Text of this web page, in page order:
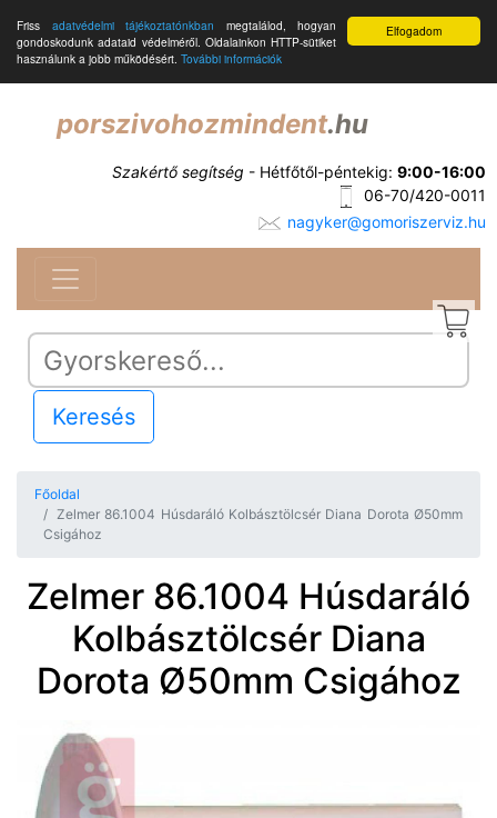
Elfogadom
Friss adatvédelmi tájékoztatónkban megtalálod, hogyan
gondoskodunk adataid védelméről. Oldalainkon HTTP-sütiket
használunk a jobb működésért. További információk
porszivohozmindent.hu
Szakértő segítség - Hétfőtől-péntekig: 9:00-16:00
06-70/420-0011
nagyker@gomoriszerviz.hu
Keresés
Főoldal
Zelmer 86.1004 Húsdaráló Kolbásztölcsér Diana Dorota Ø50mm
Csigához
Zelmer 86.1004 Húsdaráló
Kolbásztölcsér Diana
Dorota Ø50mm Csigához